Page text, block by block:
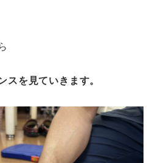
スを見ていきます。